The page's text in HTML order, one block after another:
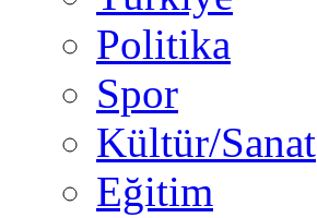
Politika
Spor
Kültür/Sanat
Eğitim